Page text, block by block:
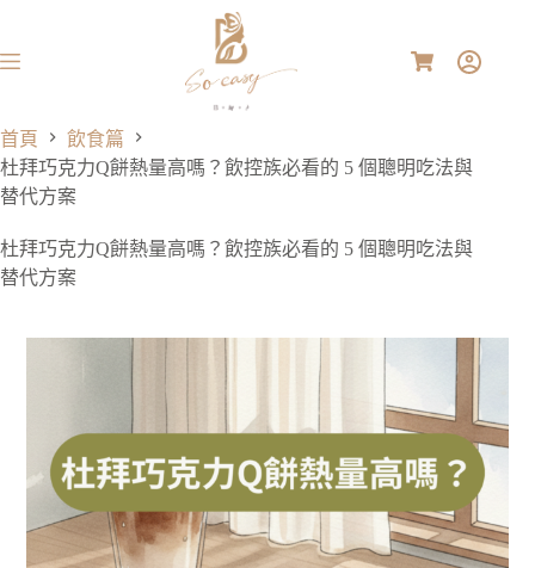
首頁
飲食篇
杜拜巧克力Q餅熱量高嗎？飲控族必看的 5 個聰明吃法與
替代方案
杜拜巧克力Q餅熱量高嗎？飲控族必看的 5 個聰明吃法與
替代方案